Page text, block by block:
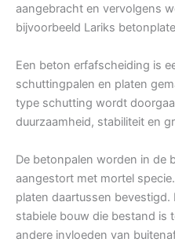
aangebracht en vervolgens
bijvoorbeeld Lariks
Een beton erfafscheiding is
schuttingpalen en platen
type schutting wordt
duurzaamheid, stabiliteit en
De betonpalen worden in de
aangestort met mortel
platen daartussen
stabiele bouw die bestand is
andere invloeden van